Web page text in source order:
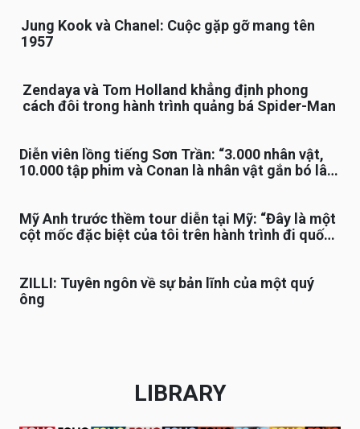
Jung Kook và Chanel: Cuộc gặp gỡ mang tên
1957
Zendaya và Tom Holland khẳng định phong
cách đôi trong hành trình quảng bá Spider-Man
Diễn viên lồng tiếng Sơn Trần: “3.000 nhân vật,
10.000 tập phim và Conan là nhân vật gắn bó lâu
Mỹ Anh trước thềm tour diễn tại Mỹ: “Đây là một
cột mốc đặc biệt của tôi trên hành trình đi quốc
ZILLI: Tuyên ngôn về sự bản lĩnh của một quý
ông
LIBRARY